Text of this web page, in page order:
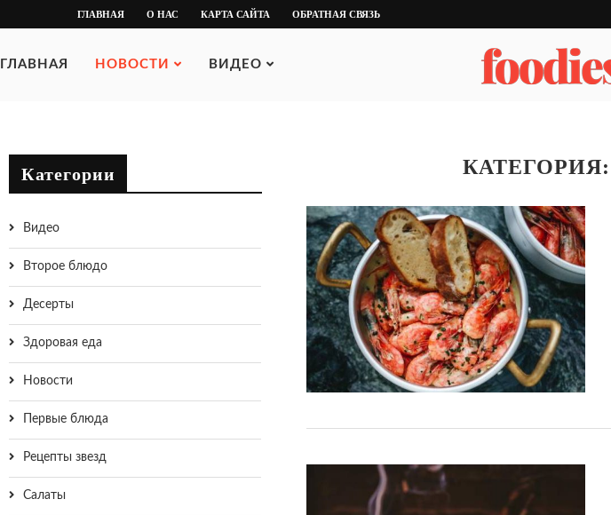
ГЛАВНАЯ О НАС КАРТА САЙТА ОБРАТНАЯ СВЯЗЬ
ГЛАВНАЯ НОВОСТИ ВИДЕО
КАТЕГОРИЯ:
Категории
Видео
Второе блюдо
Десерты
Здоровая еда
Новости
Первые блюда
Рецепты звезд
Салаты